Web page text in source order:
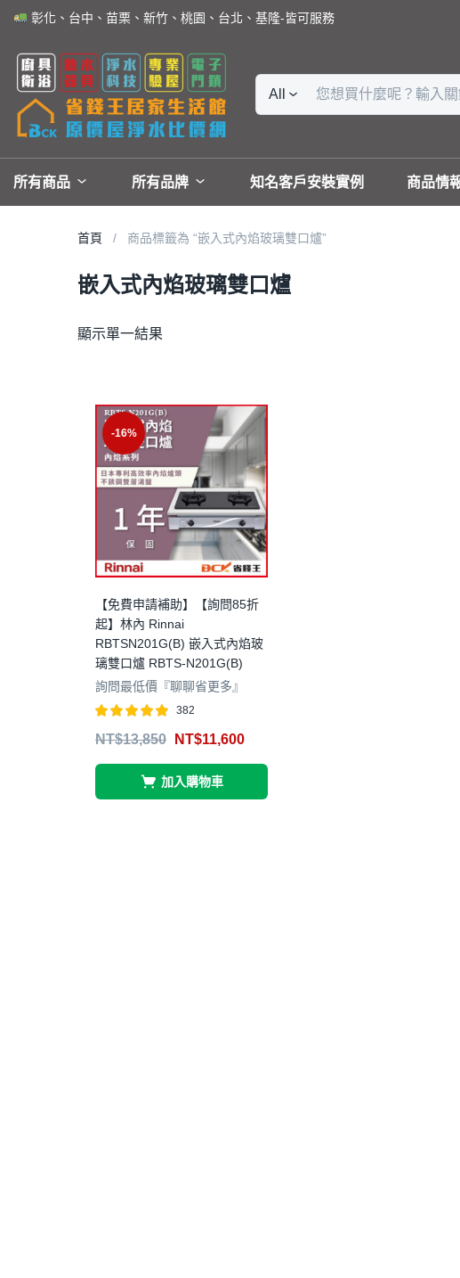
彰化、台中、苗栗、新竹、桃園、台北、基隆-皆可服務
All
所有商品 所有品牌 知名客戶安裝實例 商品情
首頁 商品標籤為 “嵌入式內焰玻璃雙口爐”
嵌入式內焰玻璃雙口爐
顯示單一結果
-16%
【免費申請補助】【詢問85折
起】林內 Rinnai
RBTSN201G(B) 嵌入式內焰玻
璃雙口爐 RBTS-N201G(B)
詢問最低價『聊聊省更多』
評分4.99滿
分 5
382
NT$13,850 NT$11,600
加入購物車